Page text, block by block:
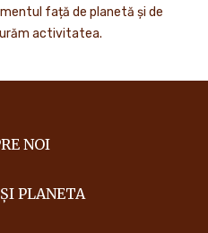
față de planetă și de
activitatea.
NOI
PLANETA